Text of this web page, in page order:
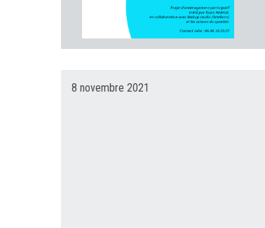
8 novembre 2021